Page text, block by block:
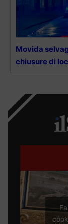
Movida
chiusure di